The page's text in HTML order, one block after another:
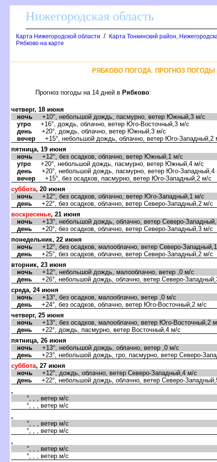
Нижегородская область
Карта Нижегородской области /
Карта Тонкинский район,
Рябково на карте
РЯБКОВО ПОГОДА. ПРОГНОЗ ПОГОДЫ
Прогноз погоды на 14 дней Рябково:
четверг, 18 июня
ночь +10°, небольшой дождь, пасмурно, ветер Южный,3 м/с
утро +16°, дождь, облачно, ветер Юго-Восточный,3 м/с
день +20°, дождь, облачно, ветер Южный,3 м/с
ечер +15°, небольшой дождь, облачно, ветер Юго-Западный,2
пятница, 19 июня
ночь +12°, без осадков, облачно, ветер Южный,1 м/с
утро +20°, небольшой дождь, пасмурно, ветер Южный,4 м/с
день +20°, небольшой дождь, пасмурно, ветер Юго-Западный,4
ечер +15°, без осадков, пасмурно, ветер Юго-Западный,2 м/с
суббота, 20 июня
ночь +12°, без осадков, облачно, ветер Юго-Западный,1 м/с
день +22°, без осадков, облачно, ветер Северо-Западный,2 м/с
оскресенье, 21 июня
ночь +13°, небольшой дождь, облачно, ветер Северо-
день +20°, без осадков, облачно, ветер Северо-Западный,3 м/с
понедельник, 22 июня
ночь +12°, без осадков, малооблачно, ветер Северо-
день +25°, без осадков, облачно, ветер Северо-Западный,2 м/с
торник, 23 июня
ночь +12°, небольшой дождь, малооблачно, ветер ,0 м/с
день +26°, небольшой дождь, облачно, ветер Северо-
среда, 24 июня
ночь +13°, без осадков, малооблачно, ветер ,0 м/с
день +24°, без осадков, облачно, ветер Юго-Восточный,2 м/с
четверг, 25 июня
ночь +13°, без осадков, малооблачно, ветер Юго-Восточный,2
день +22°, дождь, пасмурно, ветер Восточный,4 м/с
пятница, 26 июня
ночь +13°, небольшой дождь, облачно, ветер ,0 м/с
день +23°, небольшой дождь, гро, пасмурно, ветер Северо-
суббота, 27 июня
ночь +12°, дождь, облачно, ветер Северо-Западный,4 м/с
день +22°, небольшой дождь, облачно, ветер Северо-
,
°, , , ветер м/с
°, , , ветер м/с
,
°, , , ветер м/с
°, , , ветер м/с
,
°, , , ветер м/с
°, , , ветер м/с